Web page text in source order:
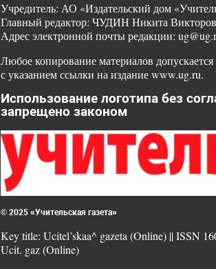
Учредитель: АО «Издательский дом
Главный редактор: ЧУДИН Никита
Адрес электронной почты редакции:
Любое копирование материалов
с указанием ссылки на издание www.ug.ru.
Использование логотипа без
запрещено законом
© 2025 «Учительская газета»
Key title: Ucitel’skaa^ gazeta (Online) || ISSN
Ucit. gaz (Online)